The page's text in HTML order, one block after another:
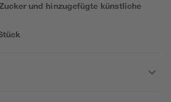
und hinzugefügte künstliche